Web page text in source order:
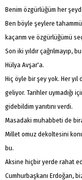
Benim özgürlüğüm her
Ben böyle şeylere
kaçarım ve özgürlüğümü
Son iki yıldır çağrılmayıp,
Hülya Avşar'a.
Hiç öyle bir şey yok. Her
geliyor. Tarihler uymadığı
gidebildim yanıtını verdi.
Masadaki muhabbeti de
Millet omuz dekoltesini
bu.
Aksine hiçbir yerde rahat
Cumhurbaşkanı Erdoğan,